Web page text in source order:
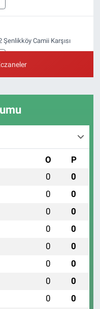
Camii Karşısı
Onur Market Karşısı
O P
0 0
0 0
0 0
0 0
0 0
0 0
0 0
0 0